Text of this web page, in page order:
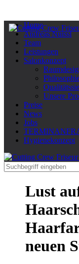
Home
Andreas Nuissl
Team
Leistungen
Salonkonzept
Unsere
Preise
News
Jobs
Hygienekonzept
Lust
neuen